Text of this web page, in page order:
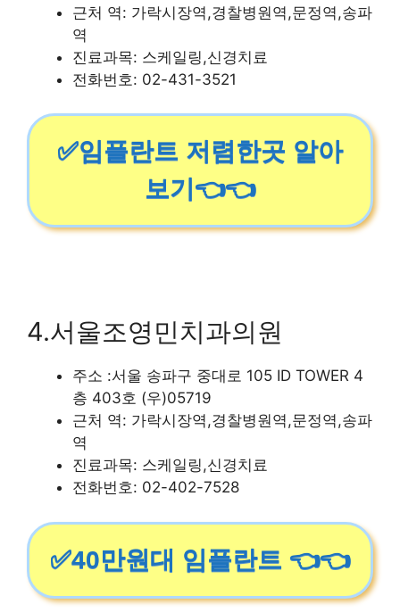
근처 역: 가락시장역,경찰병원역,문정역,송파
역
진료과목: 스케일링,신경치료
전화번호: 02-431-3521
✅임플란트 저렴한곳 알아
보기👈👈
4.서울조영민치과의원
주소 :서울 송파구 중대로 105 ID TOWER 4
층 403호 (우)05719
근처 역: 가락시장역,경찰병원역,문정역,송파
역
진료과목: 스케일링,신경치료
전화번호: 02-402-7528
✅40만원대 임플란트 👈👈